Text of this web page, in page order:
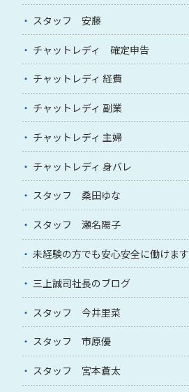
スタッフ 安藤
チャットレディ 確定申告
チャットレディ 経費
チャットレディ 副業
チャットレディ 主婦
チャットレディ 身バレ
スタッフ 桑田ゆな
スタッフ 瀬名陽子
未経験の方でも安心安全に働けます
三上誠司社長のブログ
スタッフ 今井里菜
スタッフ 市原優
スタッフ 宮本蒼太